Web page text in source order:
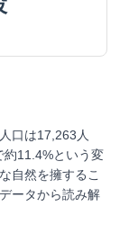
口は17,263人
約11.4%という変
自然を擁するこ
ータから読み解